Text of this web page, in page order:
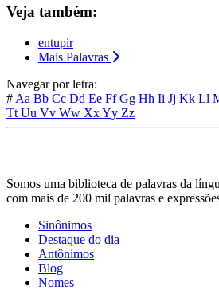
Veja também:
entupir
Mais Palavras
Navegar por letra:
# Aa Bb Cc Dd Ee FfGg Hh Ii Jj Kk Ll
Tt Uu Vv Ww XxYy Zz
Somos uma biblioteca de palavras da
com mais de 200 mil palavras e
Sinônimos
Destaque do dia
Antônimos
Blog
Nomes